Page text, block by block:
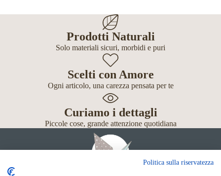
Prodotti Naturali
Solo materiali sicuri, morbidi e puri
Scelti con Amore
Ogni articolo, una carezza pensata per te
Curiamo i dettagli
Piccole cose, grande attenzione quotidiana
Politica sulla riservatezza